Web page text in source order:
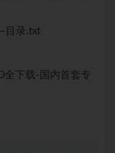
目录.txt
全下载-国内首套专